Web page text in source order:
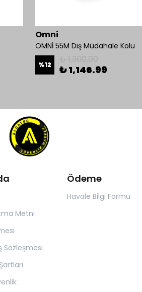
Omni
OMNİ 55M Dış Müdahale Kolu
%12 ₺ 1,146.99
Metni
Sözleşmesi
Ödeme
Havale Bilgi Formu